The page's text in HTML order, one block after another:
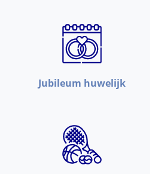
Jubileum huwelijk